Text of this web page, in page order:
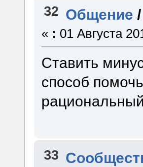
32 Общение /
« : 01 Августа
Ставить
способ
33